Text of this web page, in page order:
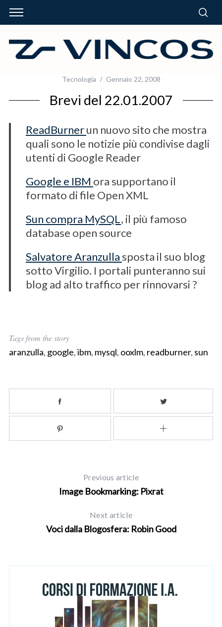
Tecnologia Gennaio 22, 2008
Brevi del 22.01.2007
ReadBurnerun nuovo sito che mostra
quali sono le notizie più condivise dagli
utenti di Google Reader
Google e IBM ora supportano il
formato di file Open XML
Sun compra MySQL, il più famoso
database open source
Salvatore Aranzulla sposta il suo blog
sotto Virgilio. I portali punteranno sui
blog ad alto traffico per rinnovarsi ?
Tags from the story
aranzulla, google,ibm, mysql, ooxlm, readburner, sun
Previous article
Image Bookmarking: Pixrat
Next article
Voci dalla Blogosfera: Robin Good
r